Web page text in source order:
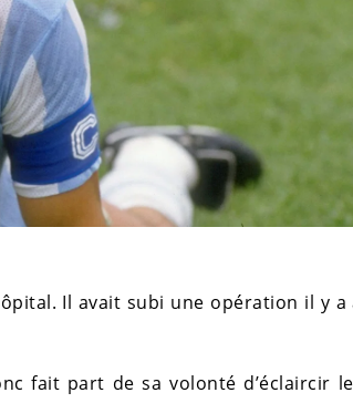
Il avait subi une opération il y a
fait part de sa volonté d’éclaircir